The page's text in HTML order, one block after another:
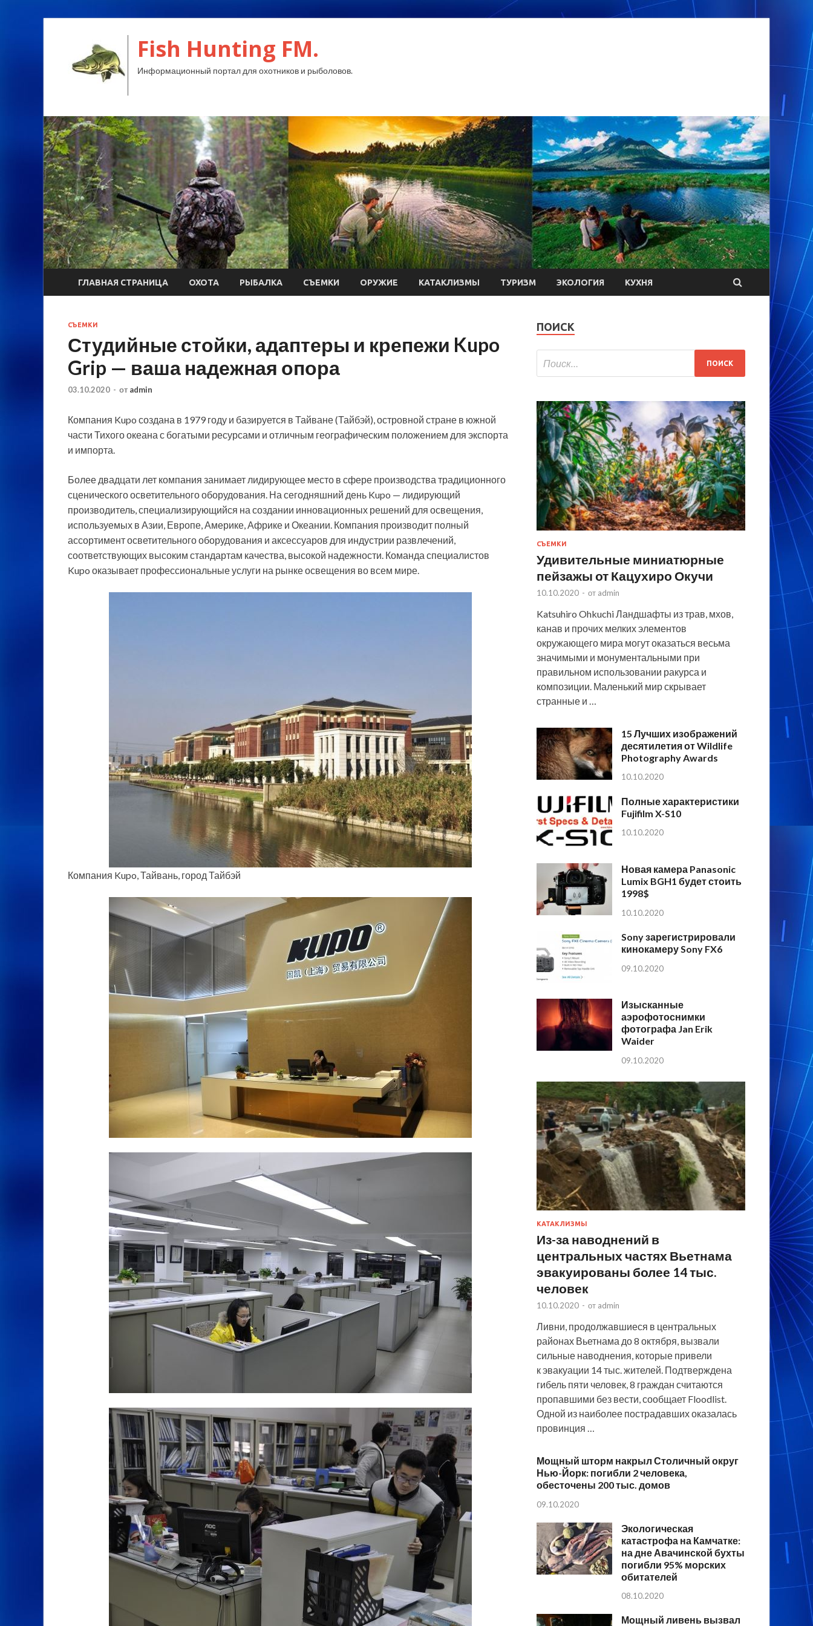
Fish Hunting FM.
Информационный портал для охотников и рыболовов.
ГЛАВНАЯ СТРАНИЦА ОХОТА РЫБАЛКА СЪЕМКИ ОРУЖИЕ КАТАКЛИЗМЫ ТУРИЗМ ЭКОЛОГИЯ КУХНЯ
СЪЕМКИ
Студийные стойки, адаптеры и крепежи Kupo
Grip — ваша надежная опора
03.10.2020 - от admin
Компания Kupo создана в 1979 году и базируется в Тайване (Тайбэй), островной стране в южной
части Тихого океана с богатыми ресурсами и отличным географическим положением для экспорта
и импорта.
Более двадцати лет компания занимает лидирующее место в сфере производства традиционного
сценического осветительного оборудования. На сегодняшний день Kupo — лидирующий
производитель, специализирующийся на создании инновационных решений для освещения,
используемых в Азии, Европе, Америке, Африке и Океании. Компания производит полный
ассортимент осветительного оборудования и аксессуаров для индустрии развлечений,
соответствующих высоким стандартам качества, высокой надежности. Команда специалистов
Kupo оказывает профессиональные услуги на рынке освещения во всем мире.
Компания Kupo, Тайвань, город Тайбэй
ПОИСК
СЪЕМКИ
Удивительные миниатюрные
пейзажы от Кацухиро Окучи
10.10.2020 - от admin
Katsuhiro Ohkuchi Ландшафты из трав, мхов,
канав и прочих мелких элементов
окружающего мира могут оказаться весьма
значимыми и монументальными при
правильном использовании ракурса и
композиции. Маленький мир скрывает
странные и …
15 Лучших изображений
десятилетия от Wildlife
Photography Awards
10.10.2020
Полные характеристики
Fujifilm X-S10
10.10.2020
Новая камера Panasonic
Lumix BGH1 будет стоить
1998$
10.10.2020
Sony зарегистрировали
кинокамеру Sony FX6
09.10.2020
Изысканные
аэрофотоснимки
фотографа Jan Erik
Waider
09.10.2020
КАТАКЛИЗМЫ
Из-за наводнений в
центральных частях Вьетнама
эвакуированы более 14 тыс.
человек
10.10.2020 - от admin
Ливни, продолжавшиеся в центральных
районах Вьетнама до 8 октября, вызвали
сильные наводнения, которые привели
к эвакуации 14 тыс. жителей. Подтверждена
гибель пяти человек, 8 граждан считаются
пропавшими без вести, сообщает Floodlist.
Одной из наиболее пострадавших оказалась
провинция …
Мощный шторм накрыл Столичный округ
Нью-Йорк: погибли 2 человека,
обесточены 200 тыс. домов
09.10.2020
Экологическая
катастрофа на Камчатке:
на дне Авачинской бухты
погибли 95% морских
обитателей
08.10.2020
Мощный ливень вызвал